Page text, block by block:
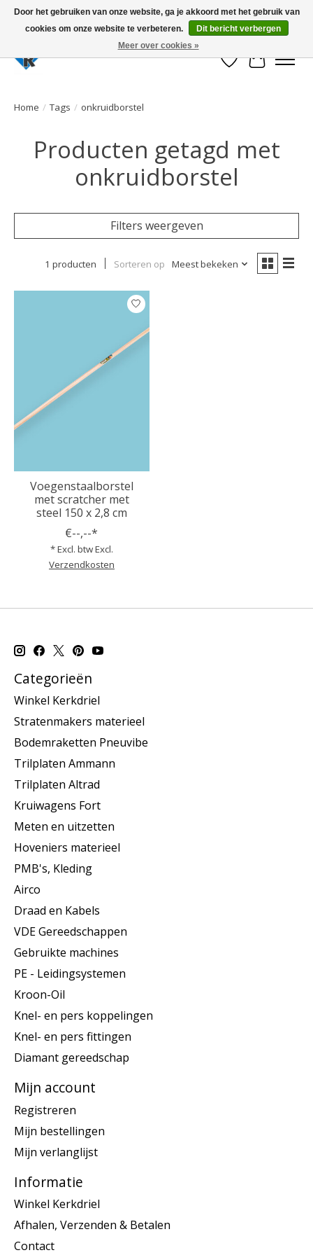
Large selection of products and fast shipping!
Verlanglijst
Home / Tags / onkruidborstel
Producten getagd met
onkruidborstel
Filters weergeven
1 producten Sorteren op Meest bekeken
Voegenstaalborstel
met scratcher met
steel 150 x 2,8 cm
€--,--*
* Excl. btw Excl.
Verzendkosten
Categorieën
Winkel Kerkdriel
Stratenmakers materieel
Bodemraketten Pneuvibe
Trilplaten Ammann
Trilplaten Altrad
Kruiwagens Fort
Meten en uitzetten
Hoveniers materieel
PMB's, Kleding
Airco
Draad en Kabels
VDE Gereedschappen
Gebruikte machines
PE - Leidingsystemen
Kroon-Oil
Knel- en pers koppelingen
Knel- en pers fittingen
Diamant gereedschap
Mijn account
Registreren
Mijn bestellingen
Mijn verlanglijst
Informatie
Winkel Kerkdriel
Afhalen, Verzenden & Betalen
Contact
Door het gebruiken van onze website, ga je akkoord met het gebruik van
cookies om onze website te verbeteren.
Dit bericht verbergen
Meer over cookies »